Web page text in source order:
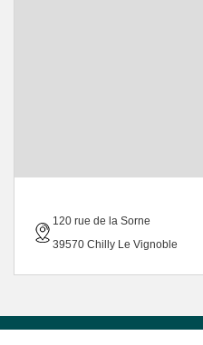
120 rue de la Sorne
39570 Chilly Le Vignoble